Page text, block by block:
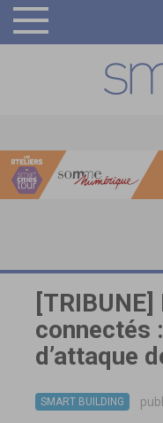
connectés
d’attaque
SMART BUILDING